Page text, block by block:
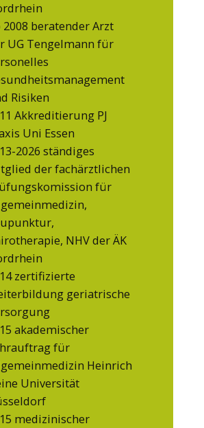
2008 beratender Arzt
UG Tengelmann für
Risiken
Akkreditierung PJ
Uni Essen
2026 ständiges
der fachärztlichen
für
NHV der ÄK
zertifizierte
geriatrische
akademischer
für
Heinrich
Universität
medizinischer